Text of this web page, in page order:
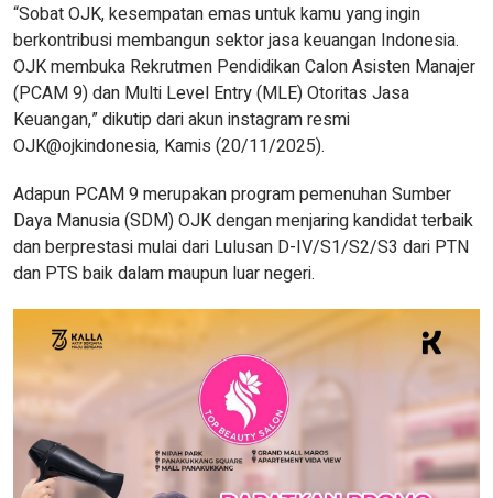
“Sobat OJK, kesempatan emas untuk kamu yang ingin
berkontribusi membangun sektor jasa keuangan Indonesia.
OJK membuka Rekrutmen Pendidikan Calon Asisten Manajer
(PCAM 9) dan Multi Level Entry (MLE) Otoritas Jasa
Keuangan,” dikutip dari akun instagram resmi
OJK@ojkindonesia, Kamis (20/11/2025).
Adapun PCAM 9 merupakan program pemenuhan Sumber
Daya Manusia (SDM) OJK dengan menjaring kandidat terbaik
dan berprestasi mulai dari Lulusan D-IV/S1/S2/S3 dari PTN
dan PTS baik dalam maupun luar negeri.